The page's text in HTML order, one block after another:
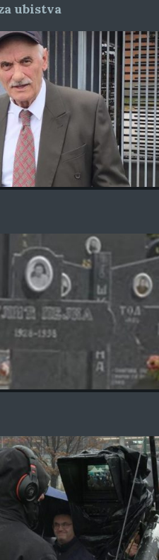
ubistva